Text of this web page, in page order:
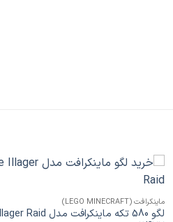
ماینکرافت (LEGO MINECRAFT)